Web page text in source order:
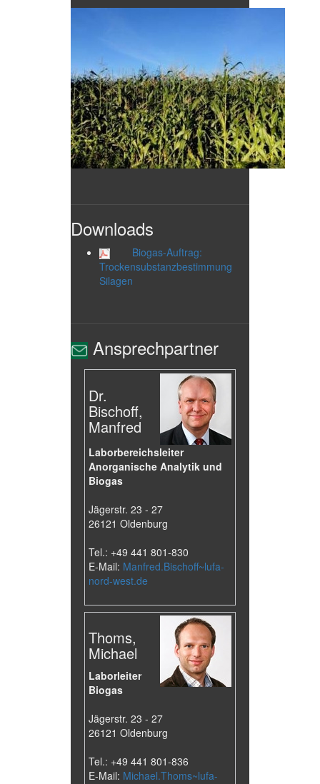
Downloads
Biogas-Auftrag:
Trockensubstanzbestimmung
Silagen
Ansprechpartner
Dr.
Bischoff,
Manfred
Laborbereichsleiter
Anorganische Analytik und
Biogas
Jägerstr. 23 - 27
26121 Oldenburg
Tel.: +49 441 801-830
E-Mail: Manfred.Bischoff~lufa-
nord-west.de
Thoms,
Michael
Laborleiter
Biogas
Jägerstr. 23 - 27
26121 Oldenburg
Tel.: +49 441 801-836
E-Mail: Michael.Thoms~lufa-